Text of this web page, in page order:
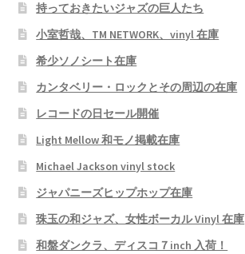
持っておきたいジャズの巨人たち
小室哲哉、TM NETWORK、vinyl 在庫
希少ソノシート在庫
カンタベリー・ロックとその周辺の在庫
レコードの日セール開催
Light Mellow 和モノ掲載在庫
Michael Jackson vinyl stock
ジャパニーズヒップホップ在庫
珠玉の和ジャズ、女性ボーカル Vinyl 在庫
和盤ダンクラ、ディスコ７inch 入荷！